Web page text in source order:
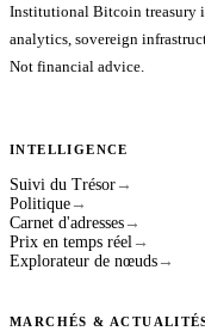
Institutional Bitcoin treasury
analytics, sovereign
Not financial advice.
INTELLIGENCE
Suivi du Trésor →
Politique →
Carnet d'adresses →
Prix en temps réel →
Explorateur de nœuds →
MARCHÉS &